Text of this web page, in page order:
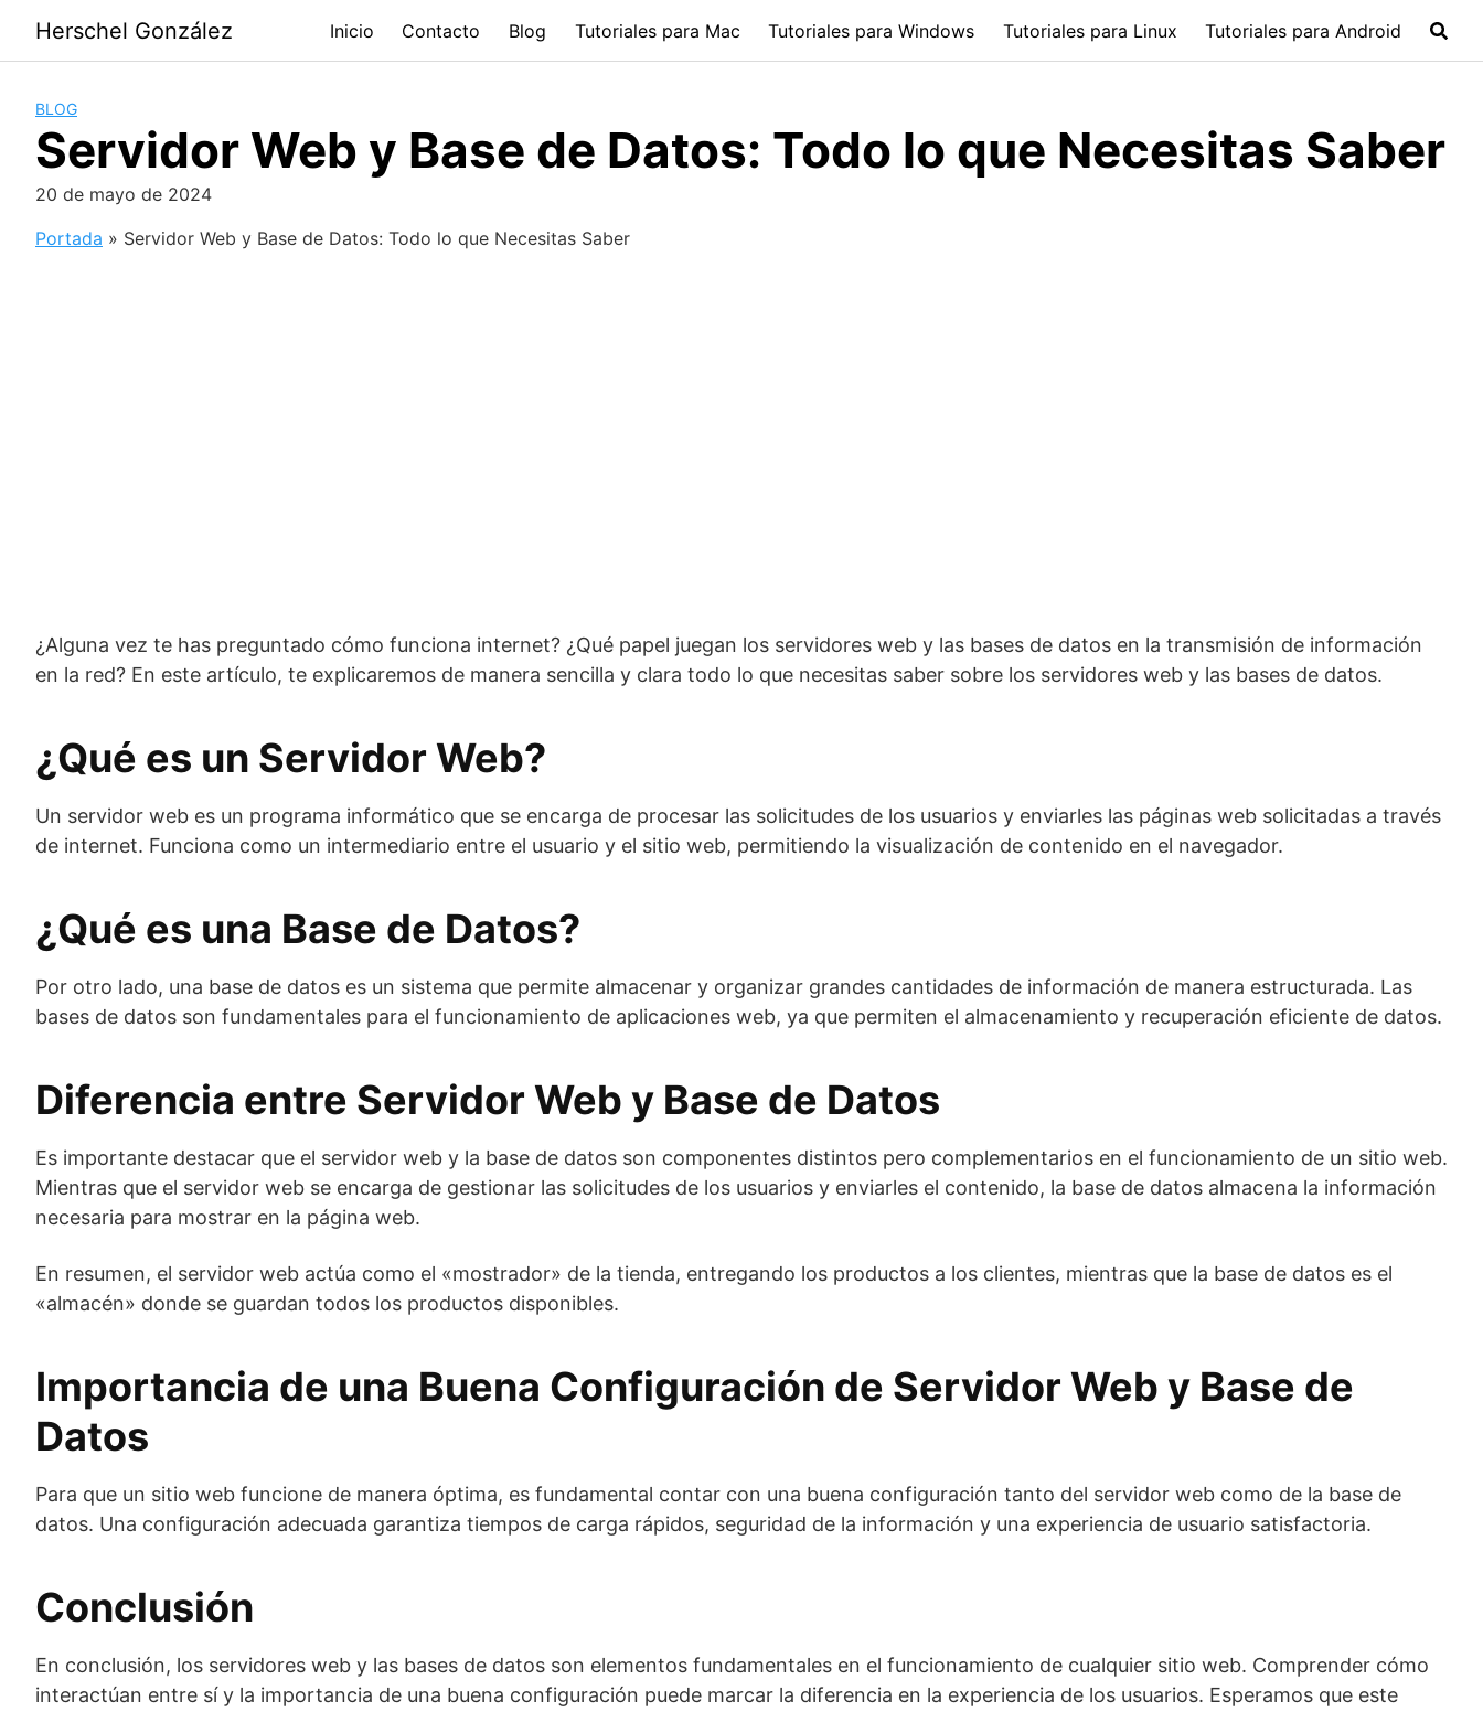
contenido
Herschel González Inicio Contacto Blog Tutoriales para Mac Tutoriales para Windows Tutoriales para Linux Tutoriales para Android
BLOG
Servidor Web y Base de Datos: Todo lo que Necesitas Saber
20 de mayo de 2024
Portada » Servidor Web y Base de Datos: Todo lo que Necesitas Saber
¿Alguna vez te has preguntado cómo funciona internet? ¿Qué papel juegan los servidores web y las bases de datos en la transmisión de información
en la red? En este artículo, te explicaremos de manera sencilla y clara todo lo que necesitas saber sobre los servidores web y las bases de datos.
¿Qué es un Servidor Web?
Un servidor web es un programa informático que se encarga de procesar las solicitudes de los usuarios y enviarles las páginas web solicitadas a través
de internet. Funciona como un intermediario entre el usuario y el sitio web, permitiendo la visualización de contenido en el navegador.
¿Qué es una Base de Datos?
Por otro lado, una base de datos es un sistema que permite almacenar y organizar grandes cantidades de información de manera estructurada. Las
bases de datos son fundamentales para el funcionamiento de aplicaciones web, ya que permiten el almacenamiento y recuperación eficiente de datos.
Diferencia entre Servidor Web y Base de Datos
Es importante destacar que el servidor web y la base de datos son componentes distintos pero complementarios en el funcionamiento de un sitio web.
Mientras que el servidor web se encarga de gestionar las solicitudes de los usuarios y enviarles el contenido, la base de datos almacena la información
necesaria para mostrar en la página web.
En resumen, el servidor web actúa como el «mostrador» de la tienda, entregando los productos a los clientes, mientras que la base de datos es el
«almacén» donde se guardan todos los productos disponibles.
Importancia de una Buena Configuración de Servidor Web y Base de
Datos
Para que un sitio web funcione de manera óptima, es fundamental contar con una buena configuración tanto del servidor web como de la base de
datos. Una configuración adecuada garantiza tiempos de carga rápidos, seguridad de la información y una experiencia de usuario satisfactoria.
Conclusión
En conclusión, los servidores web y las bases de datos son elementos fundamentales en el funcionamiento de cualquier sitio web. Comprender cómo
interactúan entre sí y la importancia de una buena configuración puede marcar la diferencia en la experiencia de los usuarios. Esperamos que este